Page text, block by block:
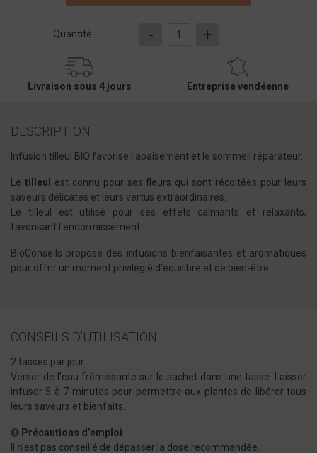
Quantité - +
Livraison sous 4 jours Entreprise vendéenne
DESCRIPTION
Infusion tilleul BIO favorise l'apaisement et le sommeil réparateur.
Le tilleul
est connu pour ses fleurs qui sont récoltées pour leurs
saveurs délicates et leurs vertus extraordinaires.
Le tilleul est utilisé pour ses effets calmants et relaxants,
favorisant l'endormissement.
BioConseils propose des infusions bienfaisantes et aromatiques
pour offrir un moment privilégié d'équilibre et de bien-être.
CONSEILS D'UTILISATION
2 tasses par jour
Verser de l’eau frémissante sur le sachet dans une tasse. Laisser
infuser 5 à 7 minutes pour permettre aux plantes de libérer tous
leurs saveurs et bienfaits.
Précautions d’emploi
Il n'est pas conseillé de dépasser la dose recommandée.